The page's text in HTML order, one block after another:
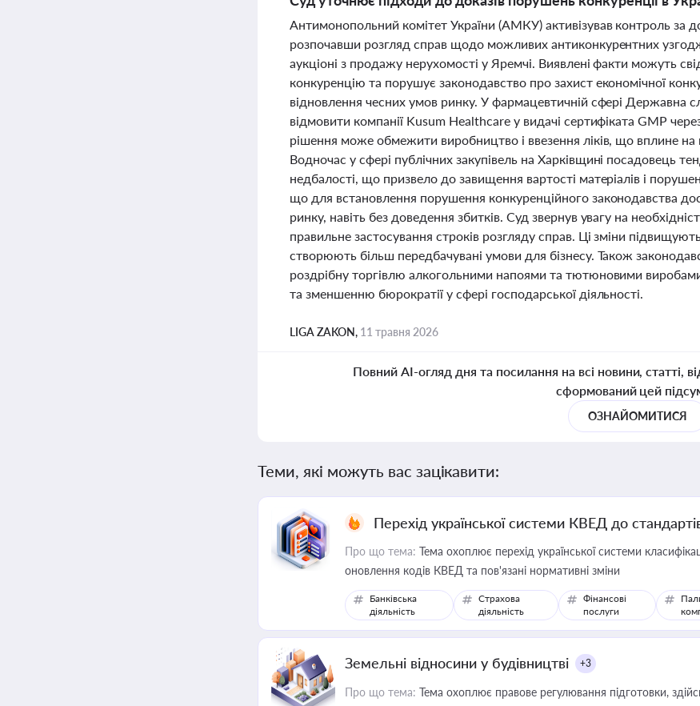
Антимонопольний комітет України (АМКУ) активізував контроль за
розпочавши розгляд справ щодо можливих антиконкурентних
аукціоні з продажу нерухомості у Яремчі. Виявлені факти можуть
конкуренцію та порушує законодавство про захист економічної
відновлення чесних умов ринку. У фармацевтичній сфері Державна
відмовити компанії Kusum Healthcare у видачі сертифіката GMP
рішення може обмежити виробництво і ввезення ліків, що вплине на
Водночас у сфері публічних закупівель на Харківщині посадовець
недбалості, що призвело до завищення вартості матеріалів і
що для встановлення порушення конкуренційного законодавства
ринку, навіть без доведення збитків. Суд звернув увагу на
правильне застосування строків розгляду справ. Ці зміни
створюють більш передбачувані умови для бізнесу. Також
роздрібну торгівлю алкогольними напоями та тютюновими
та зменшенню бюрократії у сфері господарської діяльності.
LIGA ZAKON, 11 травня 2026
Повний AI-огляд дня та посилання на всі новини, статті,
сформований цей
ОЗНАЙОМИТИСЯ
Теми, які можуть вас зацікавити:
Перехід української системи КВЕД до
Про що тема: Тема охоплює перехід української системи
оновлення кодів КВЕД та пов'язані нормативні зміни
Банківська
діяльність
Страхова
діяльність
Фінансові
послуги
Земельні відносини у будівництві +3
Про що тема: Тема охоплює правове регулювання підготовки,